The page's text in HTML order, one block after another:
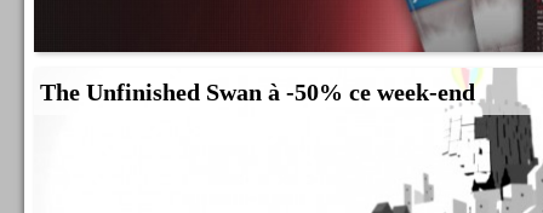
The Unfinished Swan à -50% ce week-end